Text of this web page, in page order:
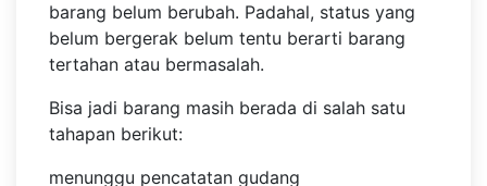
barang belum berubah. Padahal, status yang
belum bergerak belum tentu berarti barang
tertahan atau bermasalah.
Bisa jadi barang masih berada di salah satu
tahapan berikut:
menunggu pencatatan gudang